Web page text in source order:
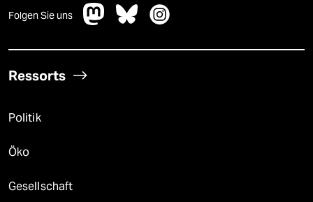
Folgen Sie uns
Ressorts
Politik
Öko
Gesellschaft